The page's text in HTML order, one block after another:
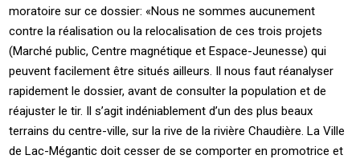
moratoire sur ce dossier: «Nous ne sommes aucunement
contre la réalisation ou la relocalisation de ces trois projets
(Marché public, Centre magnétique et Espace-Jeunesse) qui
peuvent facilement être situés ailleurs. Il nous faut réanalyser
rapidement le dossier, avant de consulter la population et de
réajuster le tir. Il s’agit indéniablement d’un des plus beaux
terrains du centre-ville, sur la rive de la rivière Chaudière. La Ville
de Lac-Mégantic doit cesser de se comporter en promotrice et